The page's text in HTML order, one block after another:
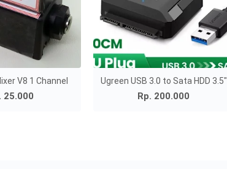
V8 1 Channel
25.000
Ugreen USB 3.0 to Sata HDD 3.5"
Rp. 200.000